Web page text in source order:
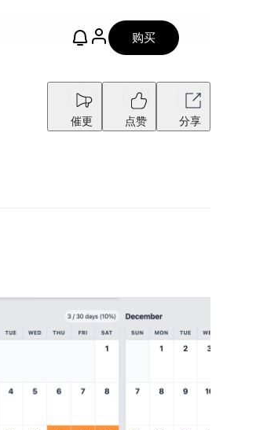
购买
催更 点赞 分享